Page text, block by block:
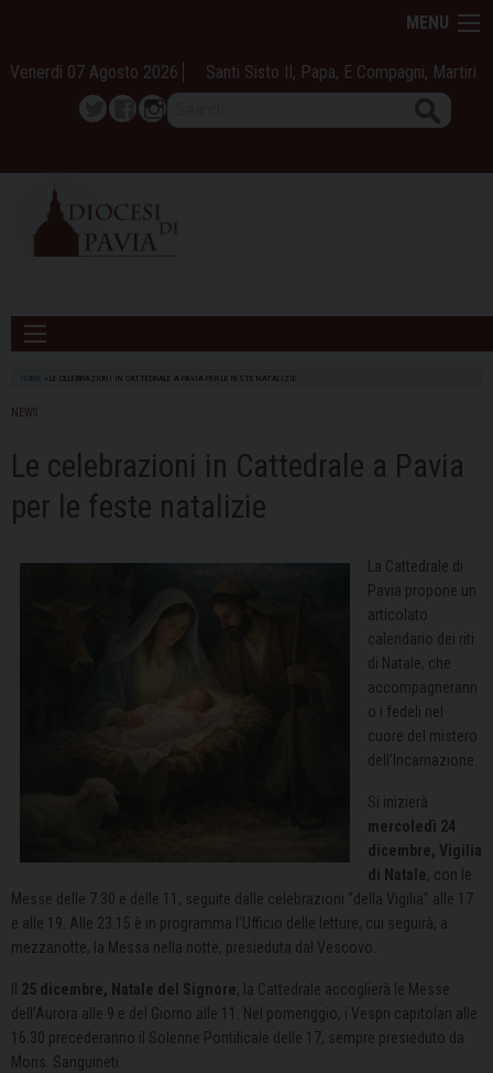
content
MENU
Venerdì 07 Agosto 2026 Santi Sisto II, Papa, E Compagni, Martiri
TwitterFacebook
Instagram
HOME LE CELEBRAZIONI IN CATTEDRALE A PAVIA PER LE FESTE NATALIZIE
NEWS
Le celebrazioni in Cattedrale a Pavia
per le feste natalizie
La Cattedrale di
Pavia propone un
articolato
calendario dei riti
di Natale, che
accompagnerann
o i fedeli nel
cuore del mistero
dell’Incarnazione.
Si inizierà
mercoledì 24
dicembre, Vigilia
di Natale, con le
Messe delle 7.30 e delle 11, seguite dalle celebrazioni “della Vigilia” alle 17
e alle 19. Alle 23.15 è in programma l’Ufficio delle letture, cui seguirà, a
mezzanotte, la Messa nella notte, presieduta dal Vescovo.
25 dicembre, Natale del Signore, la Cattedrale accoglierà le Messe
dell’Aurora alle 9 e del Giorno alle 11. Nel pomeriggio, i Vespri capitolari alle
16.30 precederanno il Solenne Pontificale delle 17, sempre presieduto da
Mons. Sanguineti.